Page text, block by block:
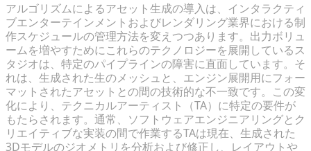
アルゴリズムによるアセット生成の導入は、インタラクティ
ブエンターテインメントおよびレンダリング業界における制
作スケジュールの管理方法を変えつつあります。出力ボリュ
ームを増やすためにこれらのテクノロジーを展開しているス
タジオは、特定のパイプラインの障害に直面しています。そ
れは、生成された生のメッシュと、エンジン展開用にフォー
マットされたアセットとの間の技術的な不一致です。この変
化により、テクニカルアーティスト（TA）に特定の要件が
もたらされます。通常、ソフトウェアエンジニアリングとク
リエイティブな実装の間で作業するTAは現在、生成された
3Dモデルのジオメトリを分析および修正し、レイアウトや